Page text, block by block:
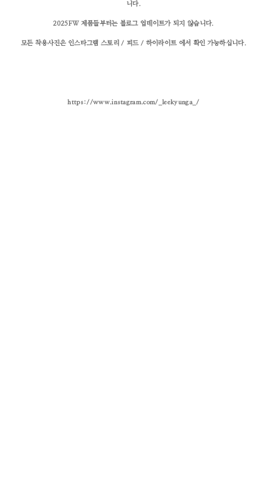
니다.
2025FW 제품들부터는 블로그 업데이트가 되지 않습니다.
모든 착용사진은 인스타그램 스토리 / 피드 / 하이라이트 에서 확인 가능하십니다.
https://www.instagram.com/_leekyunga_/